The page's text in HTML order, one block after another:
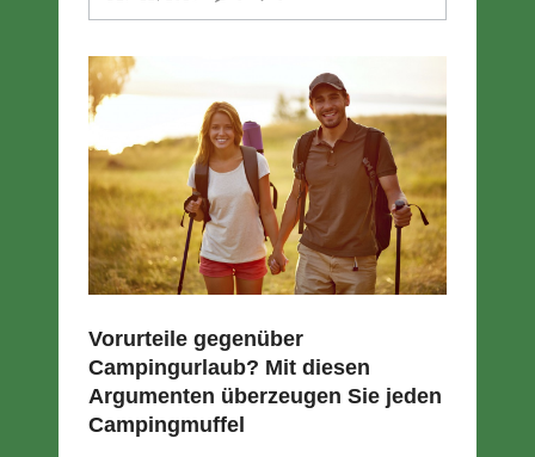
Vorurteile gegenüber
Campingurlaub? Mit diesen
Argumenten überzeugen Sie jeden
Campingmuffel